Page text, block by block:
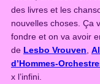
n
e
)
q
u
a
des livres et les
nouvelles choses. Ça
fondre et on va avoir
de Lesbo Vrouven
d’Hommes-
x l’infini.